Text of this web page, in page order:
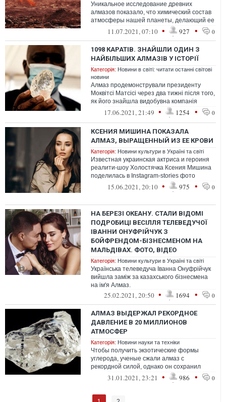
Уникальное исследование древних
алмазов показало, что химический состав
атмосферы нашей планеты, делающий ее
пригодной для активного развития жизни,
11.07.2021, 07:10 • 927 • 0
1098 КАРАТІВ. ЗНАЙШЛИ ОДИН З
НАЙБІЛЬШИХ АЛМАЗІВ У ІСТОРІЇ
Категорія: Новини в світі: читати останні світові
новини
Алмаз продемонстрували президенту
Моквітсі Матсісі через два тижні після того,
як його знайшла видобувна компанія
Debswana.
17.06.2021, 21:49 • 1254 • 0
КСЕНИЯ МИШИНА ПОКАЗАЛА
АЛМАЗ, ВЫРАЩЕННЫЙ ИЗ ЕЕ КРОВИ
Категорія: Новини культури в Україні та світі
Известная украинская актриса и героиня
реалити-шоу Холостячка Ксения Мишина
поделилась в Instagram-stories фото
уникального украшения
15.06.2021, 20:10 • 975 • 0
НА БЕРЕЗІ ОКЕАНУ. СТАЛИ ВІДОМІ
ПОДРОБИЦІ ВЕСІЛЛЯ ТЕЛЕВЕДУЧОЇ
ІВАННИ ОНУФРІЙЧУК З
БОЙФРЕНДОМ-БІЗНЕСМЕНОМ НА
МАЛЬДІВАХ. ФОТО, ВІДЕО
Категорія: Новини культури в Україні та світі
Українська телеведуча Іванна Онуфрійчук
вийшла заміж за казахського бізнесмена
на ім'я Алмаз.
25.02.2021, 20:50 • 1694 • 0
АЛМАЗ ВЫДЕРЖАЛ РЕКОРДНОЕ
ДАВЛЕНИЕ В 20 МИЛЛИОНОВ
АТМОСФЕР
Категорія: Новини науки та техніки
Чтобы получить экзотические формы
углерода, ученые сжали алмаз с
рекордной силой, однако он сохранил
свою структуру даже при максимальном
31.01.2021, 23:21 • 986 • 0